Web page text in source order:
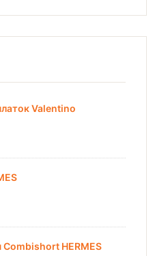
Valentino
Combishort HERMES